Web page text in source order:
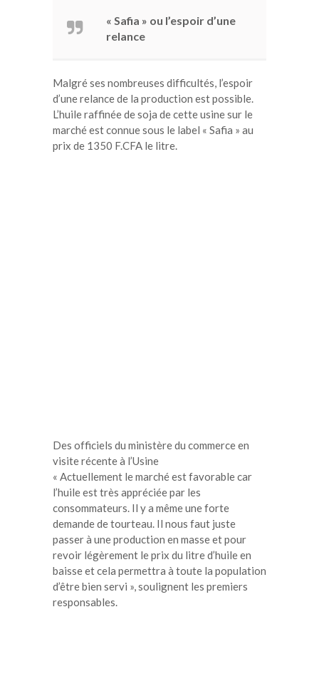
« Safia » ou l’espoir d’une
relance
Malgré ses nombreuses difficultés, l’espoir
d’une relance de la production est possible.
L’huile raffinée de soja de cette usine sur le
marché est connue sous le label « Safia » au
prix de 1350 F.CFA le litre.
Des officiels du ministère du commerce en
visite récente à l’Usine
« Actuellement le marché est favorable car
l’huile est très appréciée par les
consommateurs. Il y a même une forte
demande de tourteau. Il nous faut juste
passer à une production en masse et pour
revoir légèrement le prix du litre d’huile en
baisse et cela permettra à toute la population
d’être bien servi », soulignent les premiers
responsables.